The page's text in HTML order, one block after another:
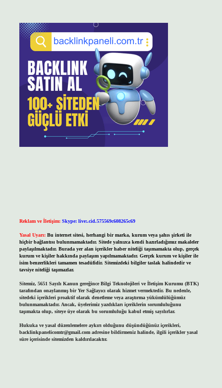
Reklam ve İletişim: Skype: live:.cid.575569c608265c69
Yasal Uyarı: Bu internet sitesi, herhangi bir marka, kurum veya şahıs şirketi ile
hiçbir bağlantısı bulunmamaktadır. Sitede yalnızca kendi hazırladığımız makaleler
paylaşılmaktadır. Burada yer alan içerikler haber niteliği taşımamakta olup, gerçek
kurum ve kişiler hakkında paylaşım yapılmamaktadır. Gerçek kurum ve kişiler ile
isim benzerlikleri tamamen tesadüfidir. Sitemizdeki bilgiler taslak halindedir ve
tavsiye niteliği taşımazlar.
Sitemiz, 5651 Sayılı Kanun gereğince Bilgi Teknolojileri ve İletişim Kurumu (BTK)
tarafından onaylanmış bir Yer Sağlayıcı olarak hizmet vermektedir. Bu nedenle,
sitedeki içerikleri proaktif olarak denetleme veya araştırma yükümlülüğümüz
bulunmamaktadır. Ancak, üyelerimiz yazdıkları içeriklerin sorumluluğunu
taşımakta olup, siteye üye olarak bu sorumluluğu kabul etmiş sayılırlar.
Hukuka ve yasal düzenlemelere aykırı olduğunu düşündüğünüz içerikleri,
backlinkpanelicomtr@gmail.comadresine bildirmeniz halinde, ilgili içerikler yasal
süre içerisinde sitemizden kaldırılacaktır.